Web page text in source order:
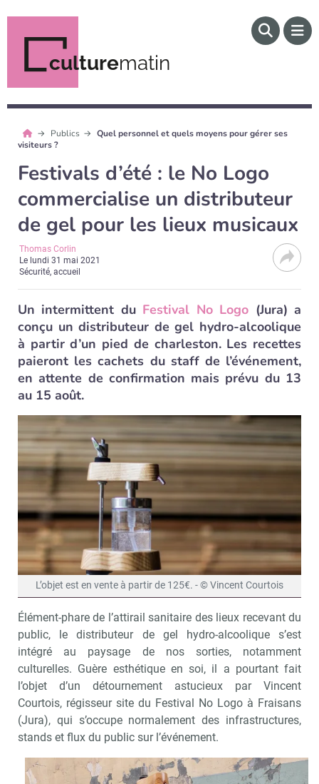
culturematin
Publics
Quel personnel et quels moyens pour gérer ses
visiteurs ?
Festivals d’été : le No Logo
commercialise un distributeur
de gel pour les lieux musicaux
Thomas Corlin
Le lundi 31 mai 2021
Sécurité, accueil
Un intermittent du Festival No Logo (Jura) a
conçu un distributeur de gel hydro-alcoolique
à partir d’un pied de charleston. Les recettes
paieront les cachets du staff de l’événement,
en attente de confirmation mais prévu du 13
au 15 août.
L’objet est en vente à partir de 125€. - © Vincent Courtois
Élément-phare de l’attirail sanitaire des lieux recevant du
public, le distributeur de gel hydro-alcoolique s’est
intégré au paysage de nos sorties, notamment
culturelles. Guère esthétique en soi, il a pourtant fait
l’objet d’un détournement astucieux par Vincent
Courtois, régisseur site du Festival No Logo à Fraisans
(Jura), qui s’occupe normalement des infrastructures,
stands et flux du public sur l’événement.